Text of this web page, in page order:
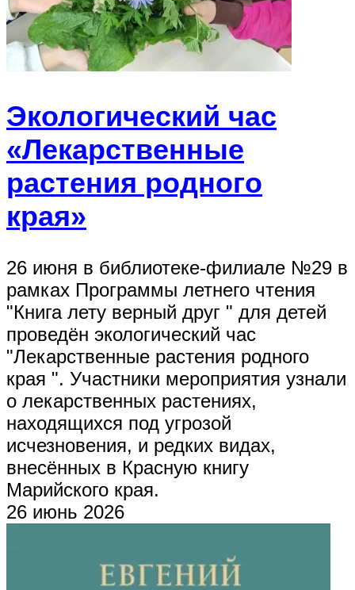
Экологический час
«Лекарственные
растения родного
края»
26 июня в библиотеке-филиале №29 в
рамках Программы летнего чтения
"Книга лету верный друг " для детей
проведён экологический час
"Лекарственные растения родного
края ". Участники мероприятия узнали
о лекарственных растениях,
находящихся под угрозой
исчезновения, и редких видах,
внесённых в Красную книгу
Марийского края.
26 июнь 2026